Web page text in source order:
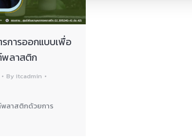
การออกแบบเพื่อ
ลาสติก
By itcadmin
ลาสติกด้วยการ